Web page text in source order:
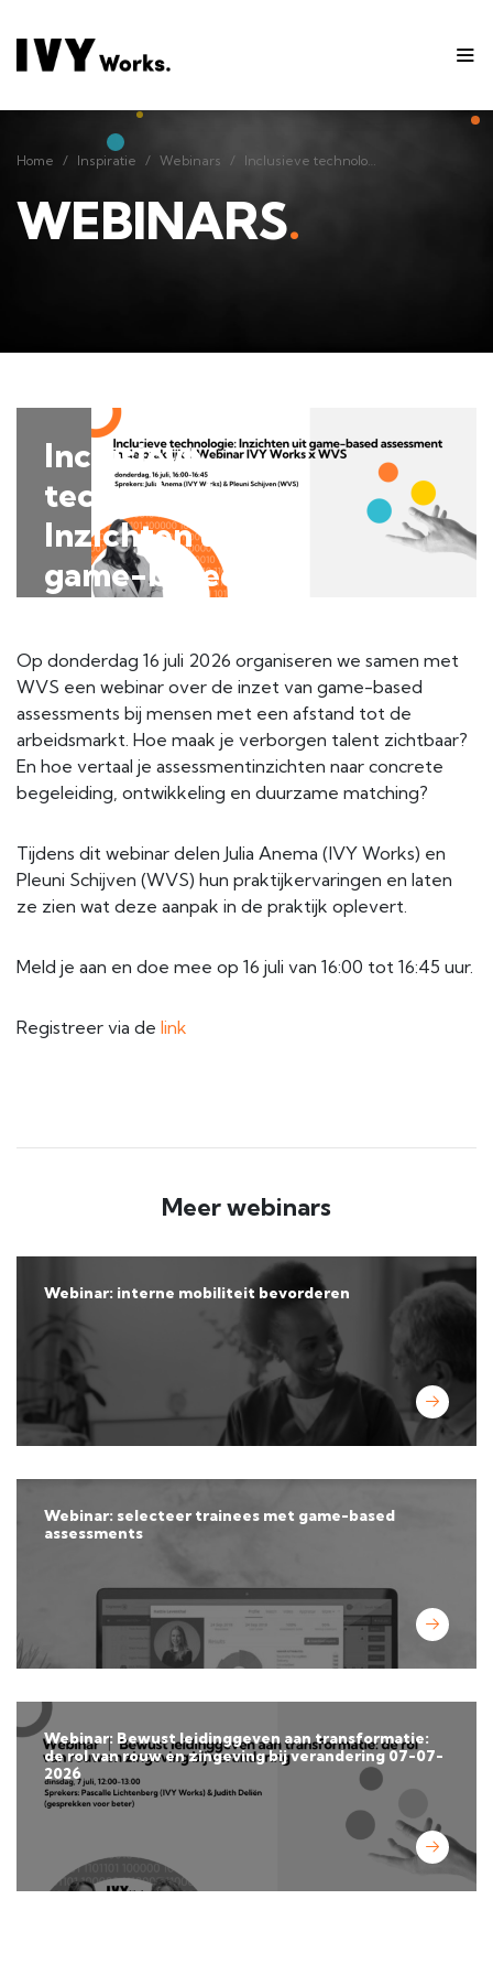
Home Inspiratie Webinars Inclusieve technologie: Inzichten uit game-based assessment in de praktijk│Webinar IVYWorks x WVS 16-07-2026
WEBINARS.
Inclusieve
technologie:
Inzichten uit
game-based
de
praktijk│Webinar
IVYWorks x
WVS 16-07-
2026
Op donderdag 16 juli 2026 organiseren we samen met
WVS een webinar over de inzet van game-based
assessments bij mensen met een afstand tot de
arbeidsmarkt. Hoe maak je verborgen talent zichtbaar?
En hoe vertaal je assessmentinzichten naar concrete
begeleiding, ontwikkeling en duurzame matching?
Tijdens dit webinar delen Julia Anema (IVY Works) en
Pleuni Schijven (WVS) hun praktijkervaringen en laten
ze zien wat deze aanpak in de praktijk oplevert.
Meld je aan en doe mee op 16 juli van 16:00 tot 16:45 uur.
Registreer via de link
Meer webinars
Webinar: interne mobiliteit bevorderen
Webinar: selecteer trainees met game-based
assessments
Webinar: Bewust leidinggeven aan transformatie:
de rol van rouw en zingeving bij verandering 07-07-
2026